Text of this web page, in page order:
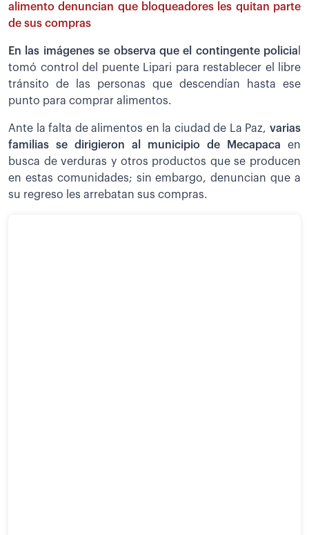
alimento denuncian que bloqueadores les quitan parte
de sus compras
En las imágenes se observa que el contingente policia
tomó control del puente Lipari para restablecer el libre
tránsito de las personas que descendían hasta ese
punto para comprar alimentos.
Ante la falta de alimentos en la ciudad de La Paz, varias
familias se dirigieron al municipio de Mecapaca en
busca de verduras y otros productos que se producen
en estas comunidades; sin embargo, denuncian que a
su regreso les arrebatan sus compras.